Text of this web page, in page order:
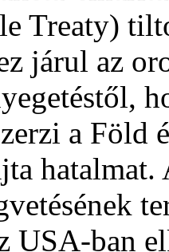
Treaty)
járul az
a Föld
USA-ban